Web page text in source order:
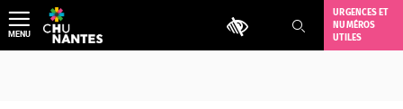
Aller
au
contenu
Outils d'accessibilité
URGENCES ET
NUMÉROS
UTILES
MENU